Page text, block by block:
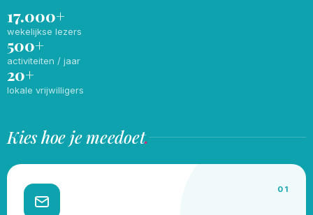
17.000+
wekelijkse lezers
500+
activiteiten / jaar
20+
lokale vrijwilligers
Kies hoe je meedoet.
01